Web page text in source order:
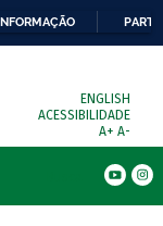
ENGLISH
ACESSIBILIDADE
A+ A-